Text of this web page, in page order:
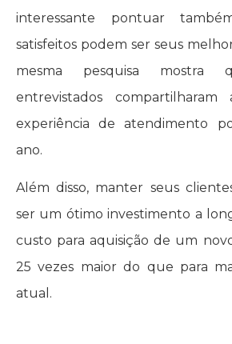
interessante pontuar
satisfeitos podem ser seus
mesma pesquisa mostra
entrevistados
experiência de atendimento
ano.
Além disso, manter seus
ser um ótimo investimento a
custo para aquisição de um
25 vezes maior do que para
atual.